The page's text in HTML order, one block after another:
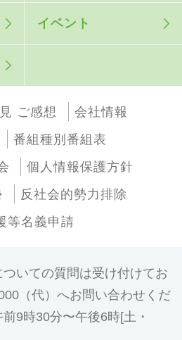
イベント
ご感想
会社情報
番組種別番組表
個人情報保護方針
反社会的勢力排除
等名義申請
いての質問は受け付けてお
（代）へお問い合わせくだ
9時30分〜午後6時[土・